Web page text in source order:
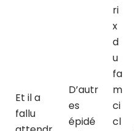
Et il a
fallu
D’autr
es
épidé
ri
x
d
u
fa
m
ci
cl